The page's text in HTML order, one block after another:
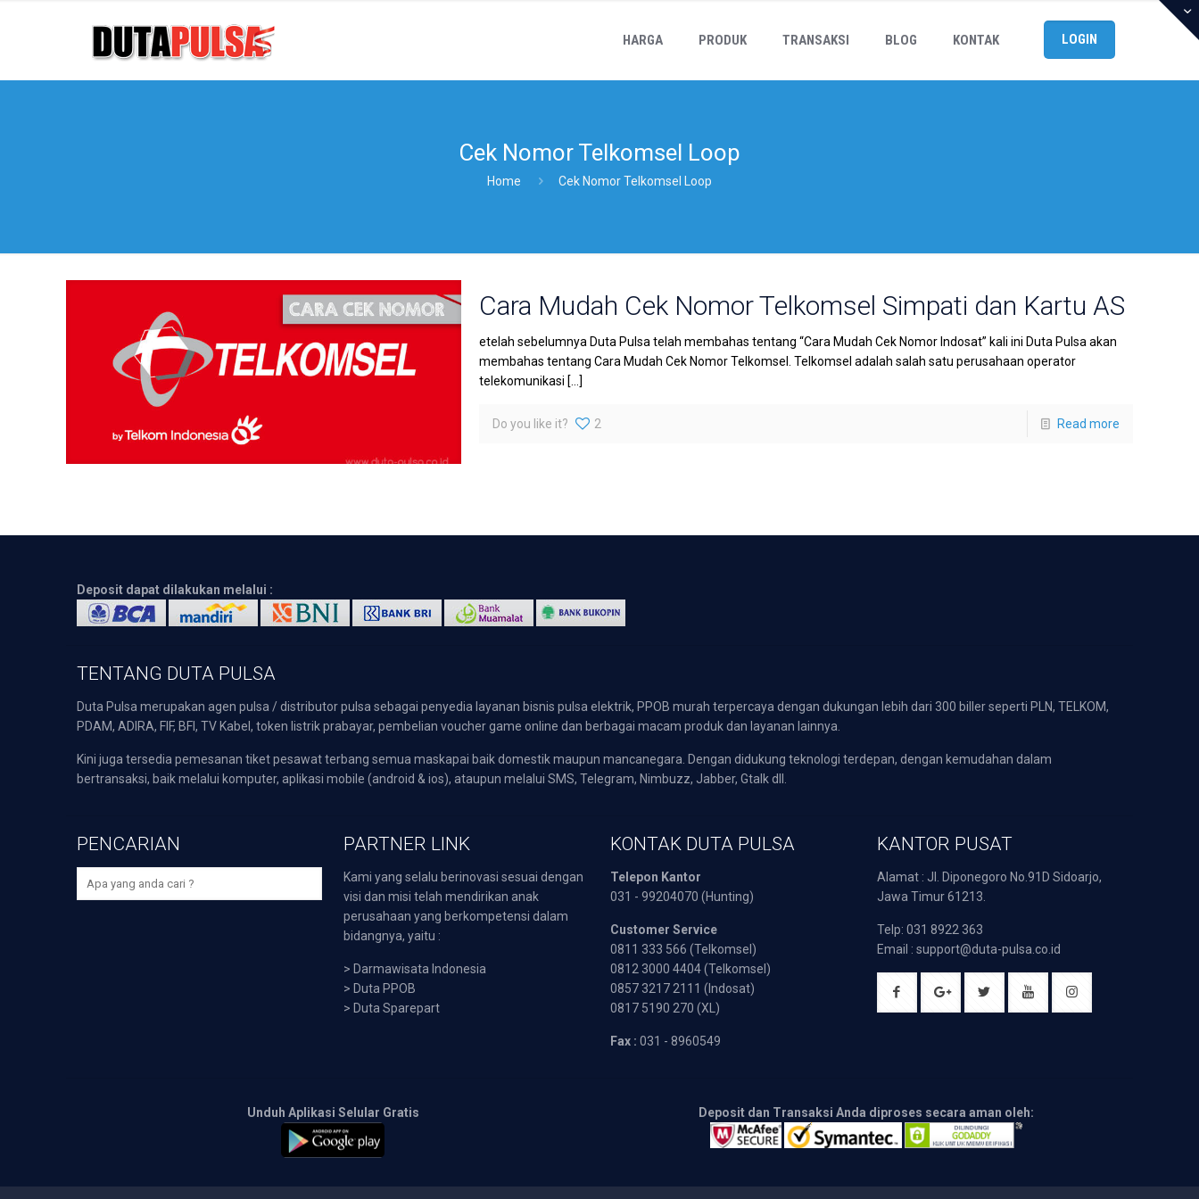
HARGA PRODUK TRANSAKSI BLOG KONTAK LOGIN
Cek Nomor Telkomsel Loop
Home Cek Nomor Telkomsel Loop
Cara Mudah Cek Nomor Telkomsel Simpati dan Kartu AS
etelah sebelumnya Duta Pulsa telah membahas tentang “Cara Mudah Cek Nomor Indosat” kali ini Duta Pulsa akan
membahas tentang Cara Mudah Cek Nomor Telkomsel. Telkomsel adalah salah satu perusahaan operator
telekomunikasi […]
Do you like it? 2 Read more
Deposit dapat dilakukan melalui :
TENTANG DUTA PULSA
Duta Pulsa merupakan agen pulsa / distributor pulsa sebagai penyedia layanan bisnis pulsa elektrik, PPOB murah terpercaya dengan dukungan lebih dari 300 biller seperti PLN, TELKOM,
PDAM, ADIRA, FIF, BFI, TV Kabel, token listrik prabayar, pembelian voucher game online dan berbagai macam produk dan layanan lainnya.
Kini juga tersedia pemesanan tiket pesawat terbang semua maskapai baik domestik maupun mancanegara. Dengan didukung teknologi terdepan, dengan kemudahan dalam
bertransaksi, baik melalui komputer, aplikasi mobile (android & ios), ataupun melalui SMS, Telegram, Nimbuzz, Jabber, Gtalk dll.
PENCARIAN PARTNER LINK
Kami yang selalu berinovasi sesuai dengan
visi dan misi telah mendirikan anak
perusahaan yang berkompetensi dalam
bidangnya, yaitu :
> Darmawisata Indonesia
> Duta PPOB
> Duta Sparepart
KONTAK DUTA PULSA
Telepon Kantor
031 - 99204070 (Hunting)
Customer Service
0811 333 566 (Telkomsel)
0812 3000 4404 (Telkomsel)
0857 3217 2111 (Indosat)
0817 5190 270 (XL)
Fax : 031 - 8960549
KANTOR PUSAT
Alamat : Jl. Diponegoro No.91D Sidoarjo,
Jawa Timur 61213.
Telp: 031 8922 363
Email : support@duta-pulsa.co.id
Unduh Aplikasi Selular Gratis Deposit dan Transaksi Anda diproses secara aman oleh: